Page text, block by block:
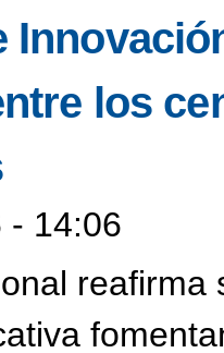
los
- 14:06